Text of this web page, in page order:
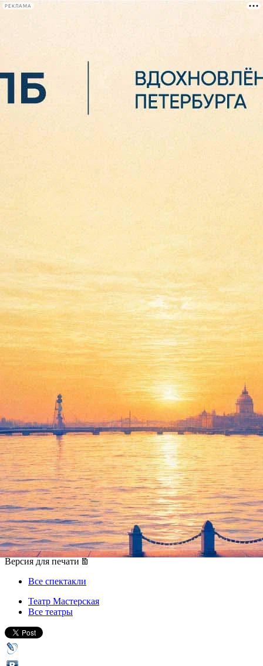
РЕКЛАМА
Сегодня:
«Мастерская» выпускает
спектакль о любви во время
войны
14 октября 2017, суббота,19.00
Версия для печати
Все спектакли
Театр Мастерская
Все театры